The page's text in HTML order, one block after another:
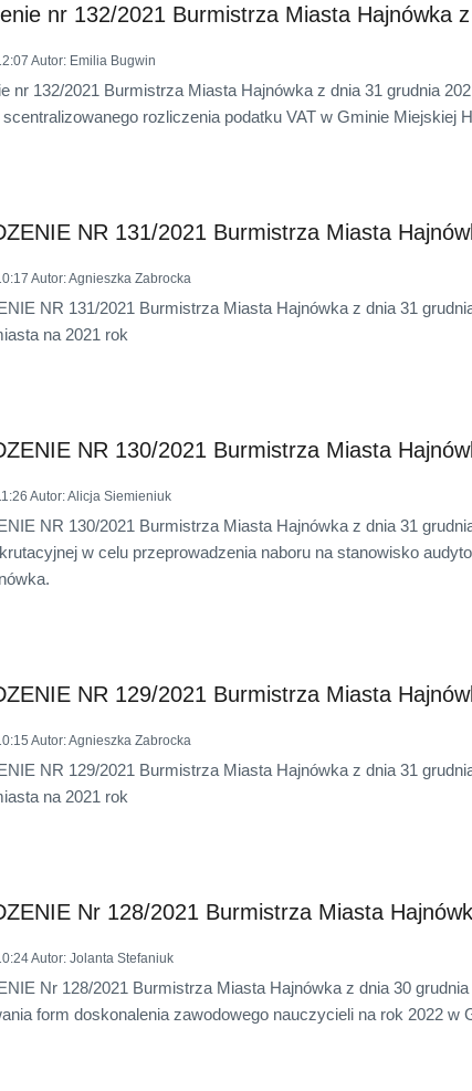
nr 132/2021 Burmistrza Miasta Hajnówka
Autor: Emilia Bugwin
nr 132/2021 Burmistrza Miasta Hajnówka z dnia 31 grudnia
rozliczenia podatku VAT w Gminie Miejskiej
NR 131/2021 Burmistrza Miasta
Autor: Agnieszka Zabrocka
NR 131/2021 Burmistrza Miasta Hajnówka z dnia 31
na 2021 rok
NR 130/2021 Burmistrza Miasta
Autor: Alicja Siemieniuk
NR 130/2021 Burmistrza Miasta Hajnówka z dnia 31
w celu przeprowadzenia naboru na stanowisko
NR 129/2021 Burmistrza Miasta
Autor: Agnieszka Zabrocka
NR 129/2021 Burmistrza Miasta Hajnówka z dnia 31
na 2021 rok
Nr 128/2021 Burmistrza Miasta
Autor: Jolanta Stefaniuk
Nr 128/2021 Burmistrza Miasta Hajnówka z dnia 30
form doskonalenia zawodowego nauczycieli na rok 2022 w